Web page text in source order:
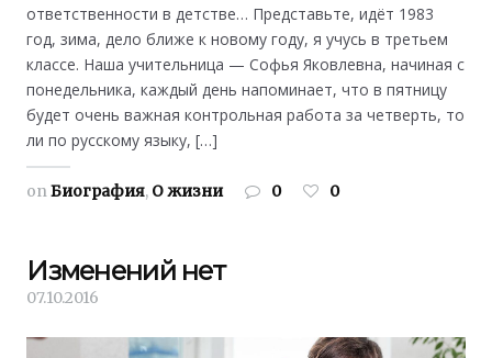
ответственности в детстве… Представьте, идёт 1983
год, зима, дело ближе к новому году, я учусь в третьем
классе. Наша учительница — Софья Яковлевна, начиная с
понедельника, каждый день напоминает, что в пятницу
будет очень важная контрольная работа за четверть, то
ли по русскому языку, […]
onБиография, О жизни 0 0
Изменений нет
07.10.2016